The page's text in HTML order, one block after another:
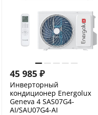
45 985 ₽
Инверторный
кондиционер Energolux
Geneva 4 SAS07G4-
AI/SAU07G4-AI